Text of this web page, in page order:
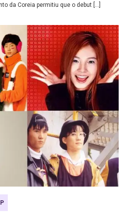
da Coreia permitiu que o debut […]